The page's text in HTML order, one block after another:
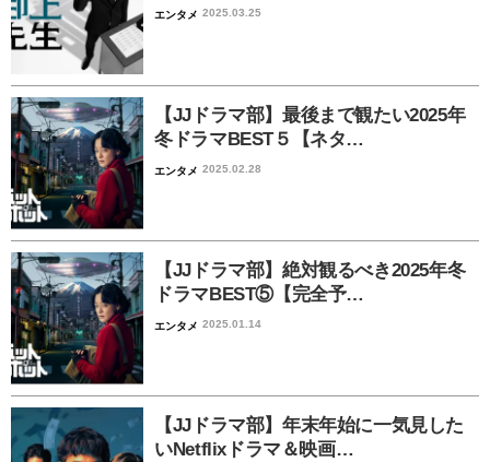
エンタメ 2025.03.25
【JJドラマ部】最後まで観たい2025年
冬ドラマBEST５【ネタ…
エンタメ 2025.02.28
【JJドラマ部】絶対観るべき2025年冬
ドラマBEST⑤【完全予…
エンタメ 2025.01.14
【JJドラマ部】年末年始に一気見した
いNetflixドラマ＆映画…